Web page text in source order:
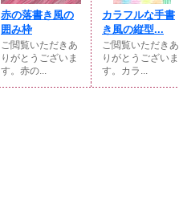
赤の落書き風の
囲み枠
ご閲覧いただきあ
りがとうございま
す。赤の...
カラフルな手書
き風の縦型...
ご閲覧いただきあ
りがとうございま
す。カラ...